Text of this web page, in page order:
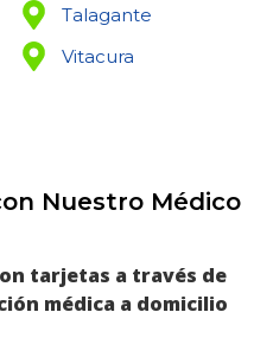
Talagante
Vitacura
Nuestro Médico